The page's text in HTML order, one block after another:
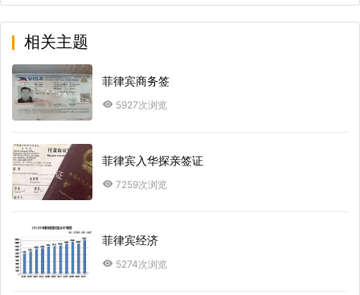
相关主题
菲律宾商务签
5927次浏览
菲律宾入华探亲签证
7259次浏览
菲律宾经济
5274次浏览